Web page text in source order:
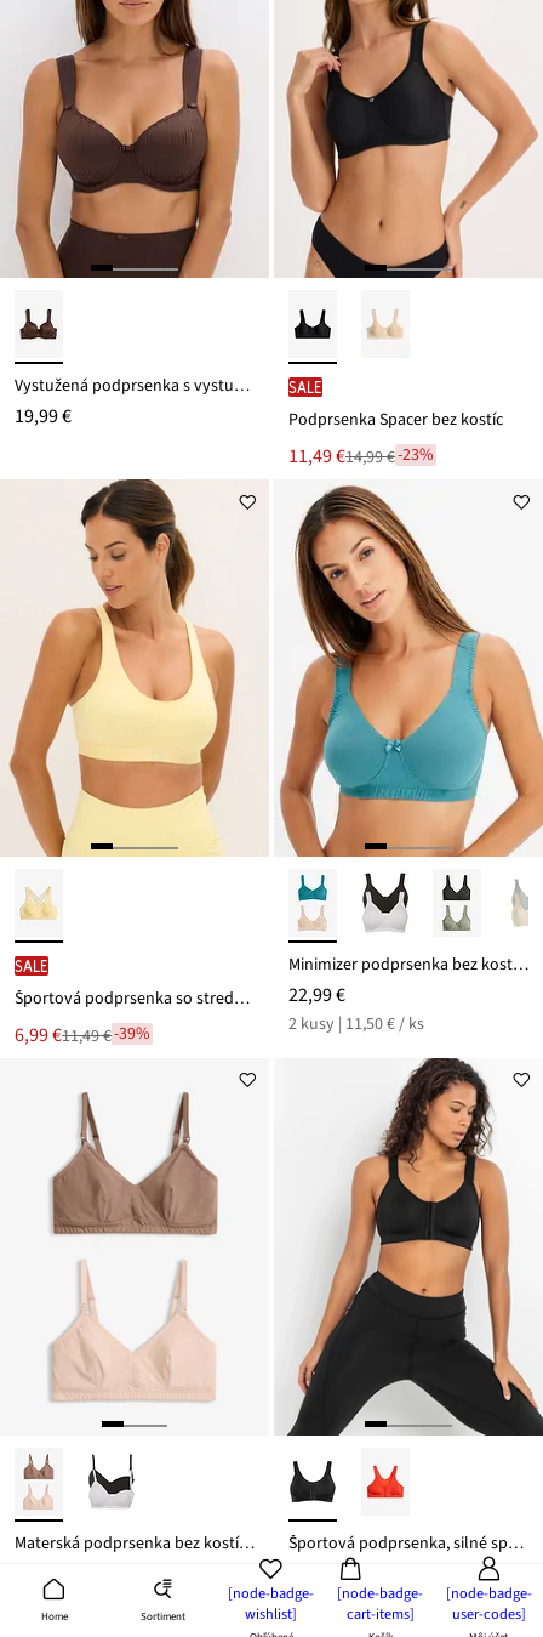
Home Sortiment
[node-badge-
wishlist]
[node-badge-
cart-items]
[node-badge-
user-codes]
Vystužená podprsenka s vystuženými ramienkami a lesklým efektom
19,99 €
SALE
Podprsenka Spacer bez kostíc
Nová
cena
11,49 €
Zľava
ceny
14,99 €
14,99 €-23%
SALE
Športová podprsenka so strednou oporou
Nová
cena
6,99 €
Zľava11,49 €-39%
Minimizer podprsenka bez kostíc s bio bavlnou (2 ks v balení)
22,99 €
2 kusy | 11,50 € / ks
Materská podprsenka bez kostíc s bio bavlnou (2 ks)
18,99 €
2 kusy | 9,50 € / ks
Športová podprsenka, silné spevnenie, zapínanie vpredu
22,99 €